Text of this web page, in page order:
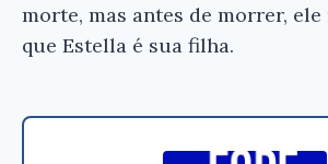
morte, mas antes de morrer, ele
que Estella é sua filha.
que você tenha certeza de que
antes de comprar.
Conferir na